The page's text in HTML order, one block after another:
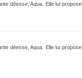
déesse, Aqua. Elle lui propose
déesse, Aqua. Elle lui propose